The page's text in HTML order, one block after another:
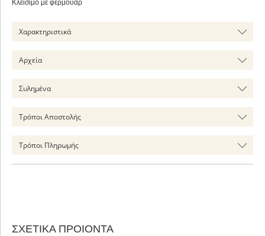
Κλείσιμο με φερμουάρ
Χαρακτηριστικά
Αρχεία
Συλημένα
Τρόποι Αποστολής
Τρόποι Πληρωμής
ΣΧΕΤΙΚΑ ΠΡΟΙΟΝΤΑ